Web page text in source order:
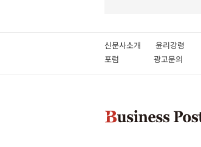
신문사소개 윤리강령
포럼
광고문의